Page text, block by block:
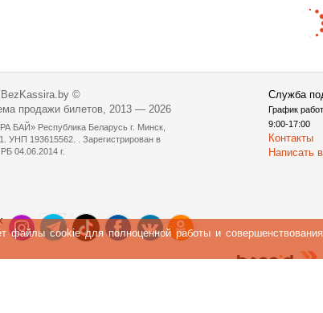
файлы cookie для полноценной работы и
©
продажи билетов, 2013 — 2026
Республика Беларусь г. Минск,
УНП 193615562. . Зарегистрирован в
04.06.2014 г.
Служба
График
9:00-17:00
Контакты
Написать